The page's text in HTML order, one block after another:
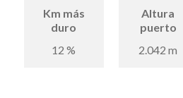
Km más
duro
12 %
Altura
puerto
2.042 m